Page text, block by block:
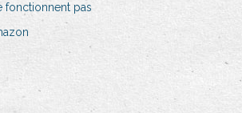
fonctionnent pas